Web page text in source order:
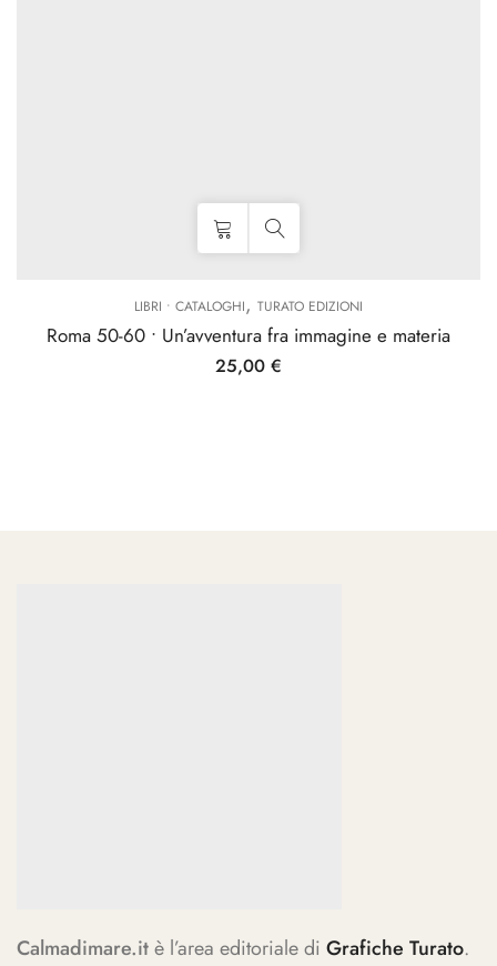
LIBRI • CATALOGHI, TURATO EDIZIONI
Roma 50-60 • Un’avventura fra immagine e materia
25,00 €
Calmadimare.itè l’area editoriale di Grafiche Turato.